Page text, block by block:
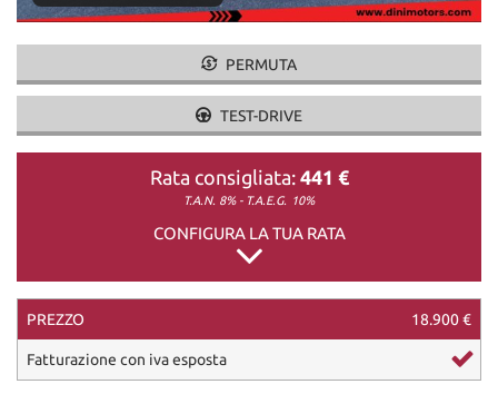
CONTATTI
PERMUTA
TEST-DRIVE
Rata consigliata: 441 €
T.A.N. 8% - T.A.E.G. 10%
CONFIGURA LA TUA RATA
PREZZO 18.900 €
Fatturazione con iva esposta